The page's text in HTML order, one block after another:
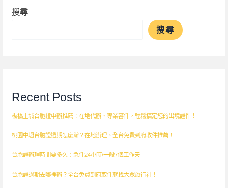
搜尋
搜尋
Recent Posts
板橋土城台胞證申辦推薦：在地代辦、專業審件，輕鬆搞定您的出境證件！
桃園中壢台胞證過期怎麼辦？在地辦理、全台免費到府收件推薦！
台胞證辦理時間要多久：急件24小時/一般7個工作天
台胞證過期去哪裡辦？全台免費到府取件就找大眾旅行社！